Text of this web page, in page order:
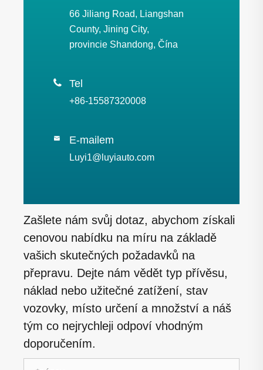
66 Jiliang Road, Liangshan
County, Jining City,
provincie Shandong, Čína
 Tel
+86-15587320008
 E-mailem
Luyi1@luyiauto.com
Zašlete nám svůj dotaz, abychom získali
cenovou nabídku na míru na základě
vašich skutečných požadavků na
přepravu. Dejte nám vědět typ přívěsu,
náklad nebo užitečné zatížení, stav
vozovky, místo určení a množství a náš
tým co nejrychleji odpoví vhodným
doporučením.